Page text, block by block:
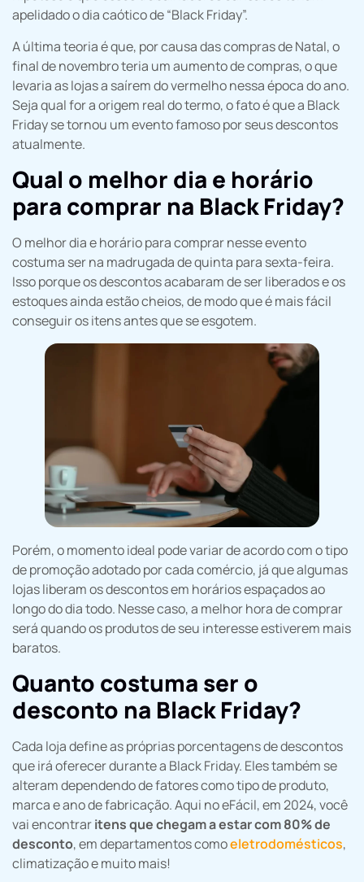
apelidado o dia caótico de “Black Friday”.
A última teoria é que, por causa das compras de Natal, o
final de novembro teria um aumento de compras, o que
levaria as lojas a saírem do vermelho nessa época do ano.
Seja qual for a origem real do termo, o fato é que a Black
Friday se tornou um evento famoso por seus descontos
atualmente.
Qual o melhor dia e horário
para comprar na Black Friday?
O melhor dia e horário para comprar nesse evento
costuma ser na madrugada de quinta para sexta-feira.
Isso porque os descontos acabaram de ser liberados e os
estoques ainda estão cheios, de modo que é mais fácil
conseguir os itens antes que se esgotem.
Porém, o momento ideal pode variar de acordo com o tipo
de promoção adotado por cada comércio, já que algumas
lojas liberam os descontos em horários espaçados ao
longo do dia todo. Nesse caso, a melhor hora de comprar
será quando os produtos de seu interesse estiverem mais
baratos.
Quanto costuma ser o
desconto na Black Friday?
Cada loja define as próprias porcentagens de descontos
que irá oferecer durante a Black Friday. Eles também se
alteram dependendo de fatores como tipo de produto,
marca e ano de fabricação. Aqui no eFácil, em 2024, você
vai encontraritens que chegam a estar com 80% de
desconto, em departamentos comoeletrodomésticos,
climatização e muito mais!